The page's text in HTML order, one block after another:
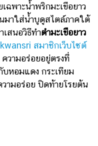
เฉพาะน้ำพริกมะเขือยาว
มาใส่น้ำบูดูสไตล์ภาคใต้
สนอวิธีทำตำมะเขือยาว
สมาชิกเว็บไซต์
ความ​​อร่อยอยู่ตรงที่
บหอมแดง กระเทียม
ามอร่อย ปิดท้ายโรยต้น